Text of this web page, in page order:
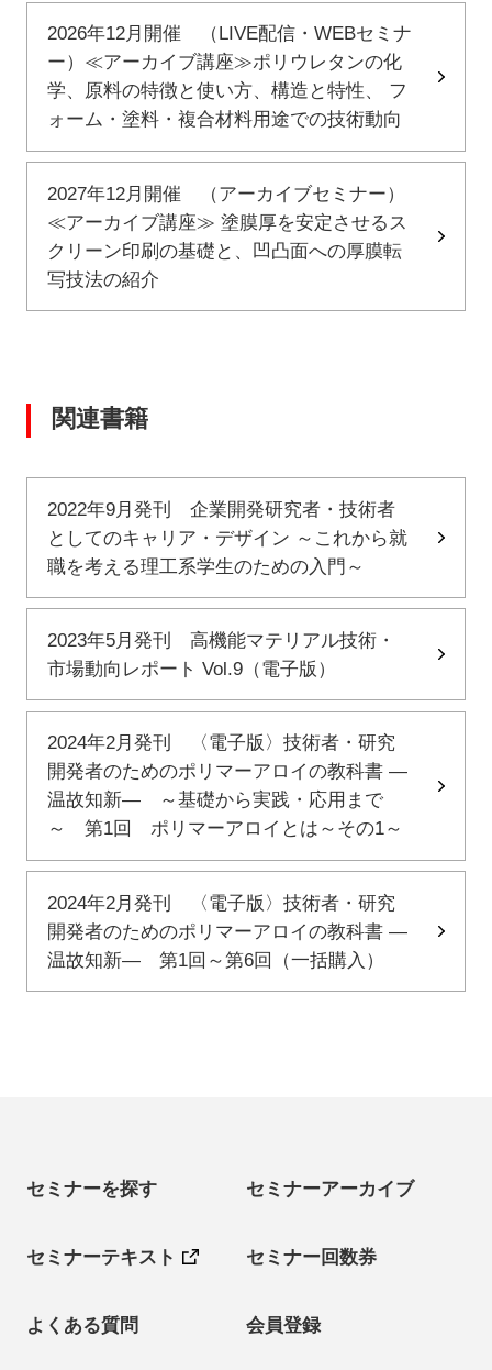
2026年12月開催 （LIVE配信・WEBセミナ
ー）≪アーカイブ講座≫ポリウレタンの化
学、原料の特徴と使い方、構造と特性、 フ
ォーム・塗料・複合材料用途での技術動向
2027年12月開催 （アーカイブセミナー）
≪アーカイブ講座≫ 塗膜厚を安定させるス
クリーン印刷の基礎と、凹凸面への厚膜転
写技法の紹介
関連書籍
2022年9月発刊 企業開発研究者・技術者
としてのキャリア・デザイン ～これから就
職を考える理工系学生のための入門～
2023年5月発刊 高機能マテリアル技術・
市場動向レポート Vol.9（電子版）
2024年2月発刊 〈電子版〉技術者・研究
開発者のためのポリマーアロイの教科書 ―
温故知新― ～基礎から実践・応用まで
～ 第1回 ポリマーアロイとは～その1～
2024年2月発刊 〈電子版〉技術者・研究
開発者のためのポリマーアロイの教科書 ―
温故知新― 第1回～第6回（一括購入）
セミナーを探す セミナーアーカイブ
セミナーテキスト セミナー回数券
よくある質問 会員登録